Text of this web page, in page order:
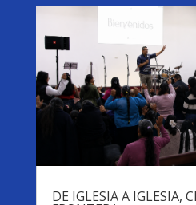
DE IGLESIA A IGLESIA,